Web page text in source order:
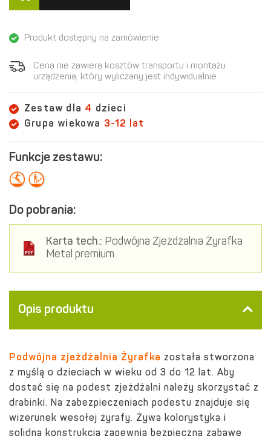
Produkt dostępny na zamówienie
Cena nie zawiera kosztów transportu i montażu
urządzenia, który wyliczany jest indywidualnie.
Zestaw dla 4 dzieci
Grupa wiekowa 3-12 lat
Funkcje zestawu:
Do pobrania:
Karta tech.: Podwójna Zjeżdżalnia Żyrafka
Metal premium
Opis produktu
Podwójna zjeżdżalnia Żyrafka została stworzona
z myślą o dzieciach w wieku od 3 do 12 lat. Aby
dostać się na podest zjeżdżalni należy skorzystać z
drabinki. Na zabezpieczeniach podestu znajduje się
wizerunek wesołej żyrafy. Żywa kolorystyka i
solidna konstrukcja zapewnią bezpieczną zabawę